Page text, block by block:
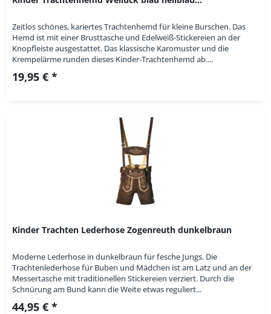
Zeitlos schönes, kariertes Trachtenhemd für kleine Burschen. Das
Hemd ist mit einer Brusttasche und Edelweiß-Stickereien an der
Knopfleiste ausgestattet. Das klassische Karomuster und die
Krempelärme runden dieses Kinder-Trachtenhemd ab....
19,95 € *
Kinder Trachten Lederhose Zogenreuth dunkelbraun
Moderne Lederhose in dunkelbraun für fesche Jungs. Die
Trachtenlederhose für Buben und Mädchen ist am Latz und an der
Messertasche mit traditionellen Stickereien verziert. Durch die
Schnürung am Bund kann die Weite etwas reguliert...
44,95 € *